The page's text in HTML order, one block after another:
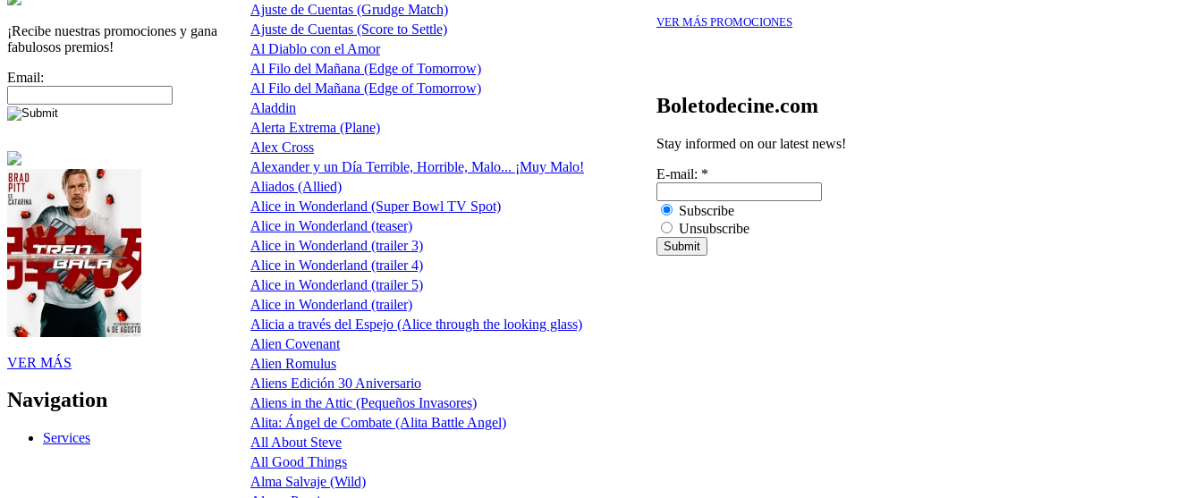
¡Recibe nuestras promociones y gana
fabulosos premios!
Email:
VER MÁS
Navigation
Services
Ajuste de Cuentas (Grudge Match)
Ajuste de Cuentas (Score to Settle)
Al Diablo con el Amor
Al Filo del Mañana (Edge of Tomorrow)
Al Filo del Mañana (Edge of Tomorrow)
Aladdin
Alerta Extrema (Plane)
Alex Cross
Alexander y un Día Terrible, Horrible, Malo... ¡Muy Malo!
Aliados (Allied)
Alice in Wonderland (Super Bowl TV Spot)
Alice in Wonderland (teaser)
Alice in Wonderland (trailer 3)
Alice in Wonderland (trailer 4)
Alice in Wonderland (trailer 5)
Alice in Wonderland (trailer)
Alicia a través del Espejo (Alice through the looking glass)
Alien Covenant
Alien Romulus
Aliens Edición 30 Aniversario
Aliens in the Attic (Pequeños Invasores)
Alita: Ángel de Combate (Alita Battle Angel)
All About Steve
All Good Things
Alma Salvaje (Wild)
VER MÁS PROMOCIONES
Boletodecine.com
Stay informed on our latest news!
E-mail: *
Subscribe
Unsubscribe